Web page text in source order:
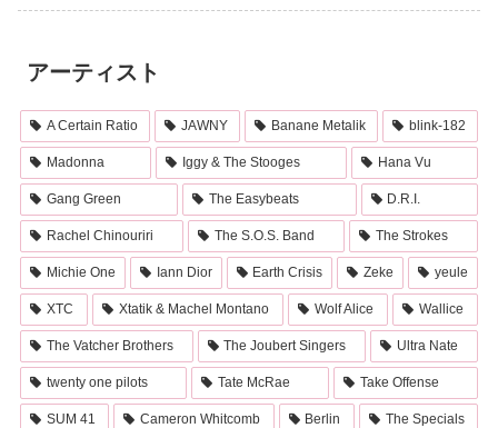
アーティスト
A Certain Ratio JAWNY Banane Metalik blink-182
Madonna Iggy & The Stooges Hana Vu
Gang Green The Easybeats D.R.I.
Rachel Chinouriri The S.O.S. Band The Strokes
Michie One Iann Dior Earth Crisis Zeke yeule
XTC Xtatik & Machel Montano Wolf Alice Wallice
The Vatcher Brothers The Joubert Singers Ultra Nate
twenty one pilots Tate McRae Take Offense
SUM 41 Cameron Whitcomb Berlin The Specials